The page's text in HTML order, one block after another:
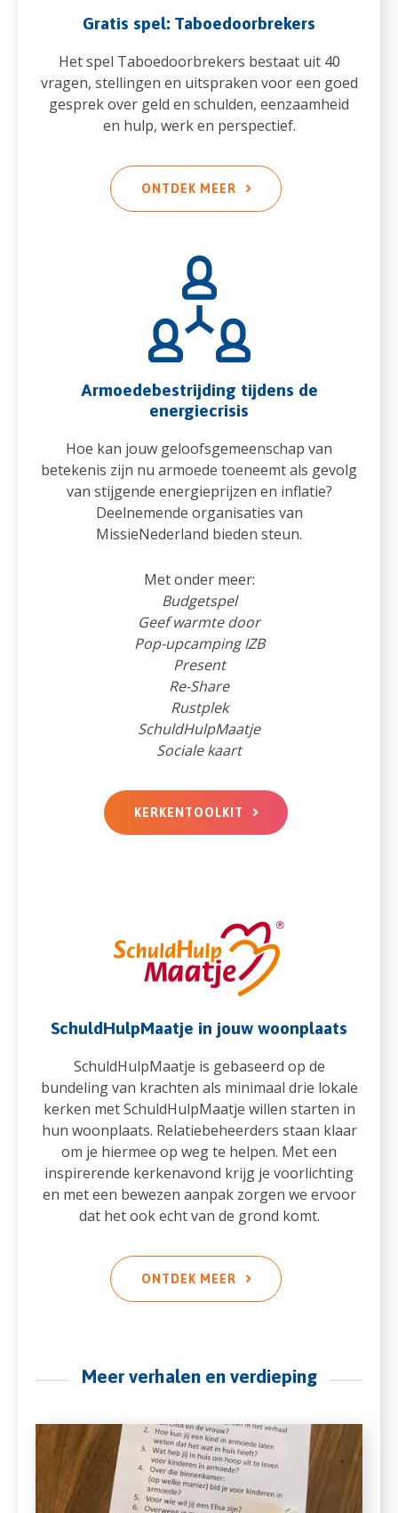
Gratis spel: Taboedoorbrekers
Het spel Taboedoorbrekers bestaat uit 40
vragen, stellingen en uitspraken voor een goed
gesprek over geld en schulden, eenzaamheid
en hulp, werk en perspectief.
ONTDEK MEER
Armoedebestrijding tijdens de
energiecrisis
Hoe kan jouw geloofsgemeenschap van
betekenis zijn nu armoede toeneemt als gevolg
van stijgende energieprijzen en inflatie?
Deelnemende organisaties van
MissieNederland bieden steun.
Met onder meer:
Budgetspel
Geef warmte door
Pop-upcamping IZB
Present
Re-Share
Rustplek
SchuldHulpMaatje
Sociale kaart
KERKENTOOLKIT
SchuldHulpMaatje in jouw woonplaats
SchuldHulpMaatje is gebaseerd op de
bundeling van krachten als minimaal drie lokale
kerken met SchuldHulpMaatje willen starten in
hun woonplaats. Relatiebeheerders staan klaar
om je hiermee op weg te helpen. Met een
inspirerende kerkenavond krijg je voorlichting
en met een bewezen aanpak zorgen we ervoor
dat het ook echt van de grond komt.
ONTDEK MEER
Meer verhalen en verdieping